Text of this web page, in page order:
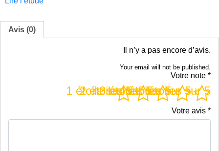
Avis (0)
Il n’y a pas encore d’avis.
Your email will not be published.
Votre note *
1 étoile sur 5
2 étoiles sur 5
3 étoiles sur 5
4 étoiles sur 5
5 étoiles sur 5
Votre avis *